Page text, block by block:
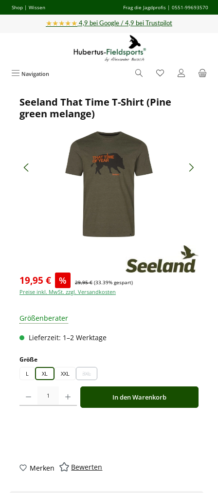
Zum Hauptinhalt springen
Shop | Wissen Frag die Jagdprofis | 0551-99693570
★★★★★ 4,9 bei Google / 4,9 bei Trustpilot
Navigation
Bildergalerie überspringen
Seeland That Time T-Shirt (Pine
green melange)
19,95 € % 29,95 € (33.39% gespart)
Preise inkl. MwSt. zzgl. Versandkosten
Größenberater
Lieferzeit: 1–2 Werktage
Größeauswählen
L XL XXL 3XL
(Diese Option ist zurzeit nicht verfügbar.)
Produkt Anzahl: Gib den gewünschten Wert ein oder benutze die
In den Warenkorb
Merken Bewerten